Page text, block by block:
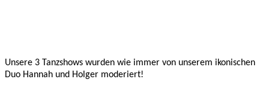
Unsere 3 Tanzshows wurden wie immer von unserem ikonischen
Duo Hannah und Holger moderiert!